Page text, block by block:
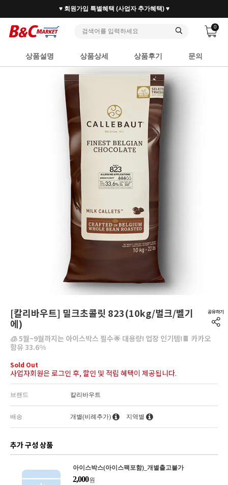
♥ 회원가입 특별혜택 (사업자 추가혜택) ♥
0
상품설명 상품상세 상품후기 문의
[칼리바우트] 밀크초콜릿 823(10kg/벌크/벨기
에)
🧊 5월~9월까지는 아이스박스 필수🌟 대용량! 업장 인기템!🍫 카카오
함유 33.6%
Sold Out
사업자회원은 로그인 후, 할인 및 적립 혜택이 제공됩니다.
브랜드 칼리바우트
배송 개별(비례추가) 지역별
추가 구성 상품
아이스박스(아이스팩포함)_개별출고불가
2,000원